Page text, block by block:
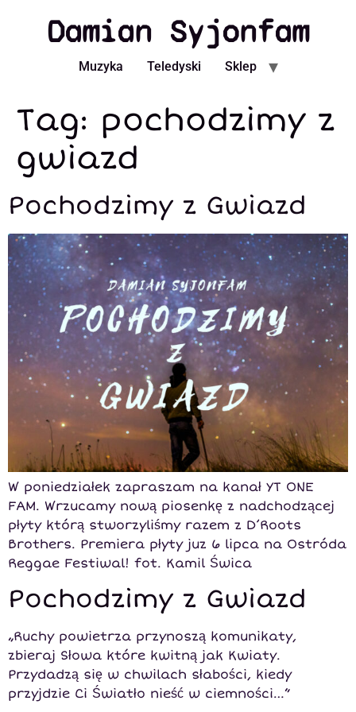
Damian Syjonfam
Muzyka Teledyski Sklep
Tag: pochodzimy z
gwiazd
Pochodzimy z Gwiazd
W poniedziałek zapraszam na kanał YT ONE
FAM. Wrzucamy nową piosenkę z nadchodzącej
płyty którą stworzyliśmy razem z D’Roots
Brothers. Premiera płyty juz 6 lipca na Ostróda
Reggae Festiwal! fot. Kamil Świca
Pochodzimy z Gwiazd
„Ruchy powietrza przynoszą komunikaty,
zbieraj Słowa które kwitną jak Kwiaty.
Przydadzą się w chwilach słabości, kiedy
przyjdzie Ci Światło nieść w ciemności…”